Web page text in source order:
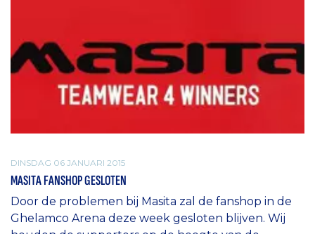
DINSDAG 06 JANUARI 2015
MASITA FANSHOP GESLOTEN
Door de problemen bij Masita zal de fanshop in de
Ghelamco Arena deze week gesloten blijven. Wij